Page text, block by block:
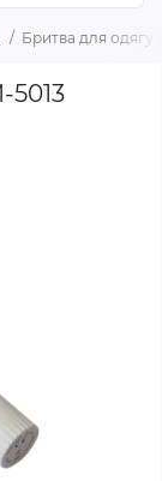
Бритва для одягу
5013